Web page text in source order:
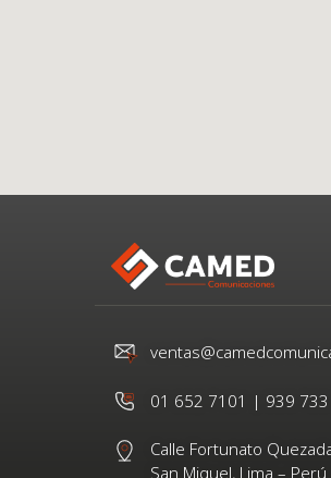
01 652 7101 | 939 733
Calle Fortunato
San Miguel, Lima – Perú